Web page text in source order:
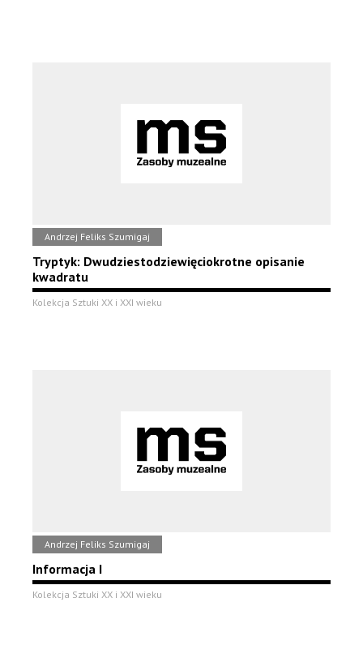
Andrzej Feliks Szumigaj
Tryptyk: Dwudziestodziewięciokrotne opisanie
kwadratu
Kolekcja Sztuki XX i XXI wieku
Andrzej Feliks Szumigaj
Informacja I
Kolekcja Sztuki XX i XXI wieku